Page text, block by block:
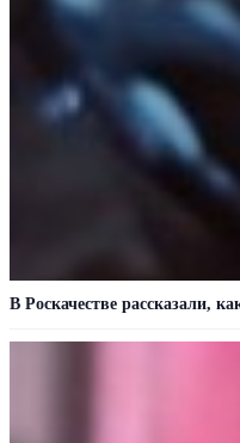
В Роскачестве рассказали,